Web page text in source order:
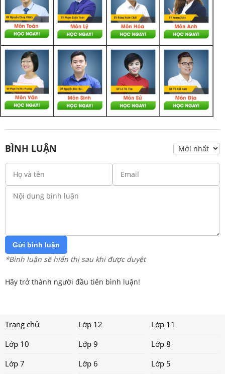
BÌNH LUẬN
Gửi bình luận
*Bình luận sẽ hiển thị sau khi được duyệt
Hãy trở thành người đầu tiên bình luận!
Trang chủ Lớp 12
Lớp 11
Lớp 10
Lớp 9
Lớp 8
Lớp 7
Lớp 6 Lớp 5